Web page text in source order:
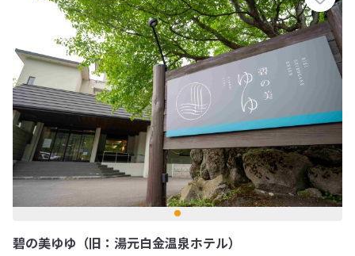
碧の美ゆゆ（旧：湯元白金温泉ホテル）